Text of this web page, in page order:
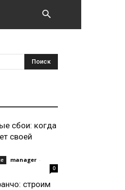
сбои: когда
своей
manager -
0
строим